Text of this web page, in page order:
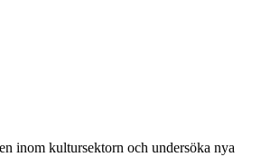
inom kultursektorn och undersöka nya